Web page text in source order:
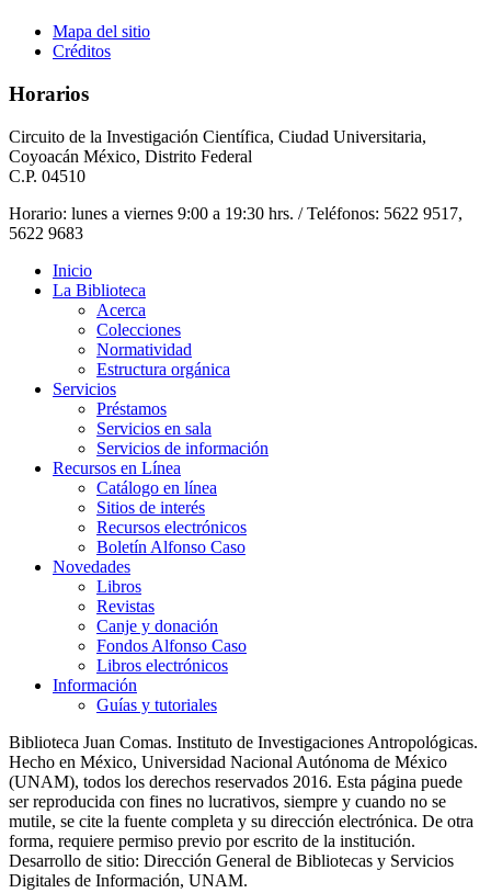
Mapa del sitio
Créditos
Horarios
Circuito de la Investigación Científica, Ciudad Universitaria,
Coyoacán México, Distrito Federal
C.P. 04510
Horario: lunes a viernes 9:00 a 19:30 hrs. / Teléfonos: 5622 9517,
5622 9683
Inicio
La Biblioteca
Acerca
Colecciones
Normatividad
Estructura orgánica
Servicios
Préstamos
Servicios en sala
Servicios de información
Recursos en Línea
Catálogo en línea
Sitios de interés
Recursos electrónicos
Boletín Alfonso Caso
Novedades
Libros
Revistas
Canje y donación
Fondos Alfonso Caso
Libros electrónicos
Información
Guías y tutoriales
Biblioteca Juan Comas. Instituto de Investigaciones Antropológicas.
Hecho en México, Universidad Nacional Autónoma de México
(UNAM), todos los derechos reservados 2016. Esta página puede
ser reproducida con fines no lucrativos, siempre y cuando no se
mutile, se cite la fuente completa y su dirección electrónica. De otra
forma, requiere permiso previo por escrito de la institución.
Desarrollo de sitio: Dirección General de Bibliotecas y Servicios
Digitales de Información, UNAM.